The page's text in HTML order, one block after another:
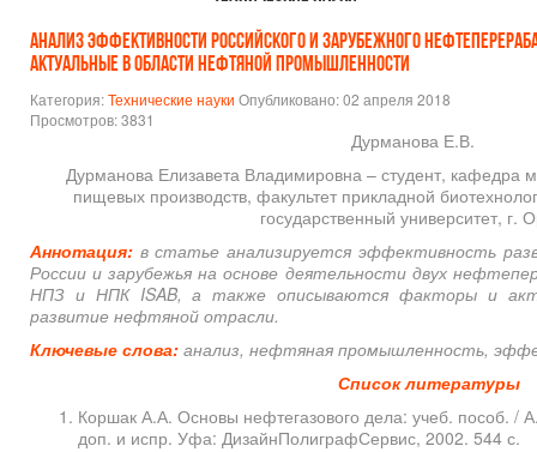
АНАЛИЗ ЭФФЕКТИВНОСТИ РОССИЙСКОГО И ЗАРУБЕЖНОГО
АКТУАЛЬНЫЕ В ОБЛАСТИ НЕФТЯНОЙ ПРОМЫШЛЕННОСТИ
Категория:Технические науки Опубликовано: 02 апреля 2018
Просмотров: 3831
Дурманова Е.В.
Дурманова Елизавета Владимировна – студент, кафедра
пищевых производств, факультет прикладной
государственный университет, г.
Аннотация: в статье анализируется эффективность
России и зарубежья на основе деятельности двух
НПЗ и НПК ISAB, а также описываются факторы и
развитие нефтяной отрасли.
Ключевые слова: анализ, нефтяная промышленность,
Список литературы
Коршак А.А. Основы нефтегазового дела: учеб. пособ.
доп. и испр. Уфа: ДизайнПолиграфСервис, 2002. 544 с.